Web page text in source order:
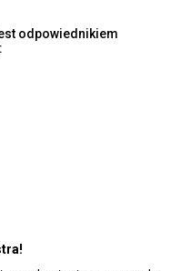
odpowiednikiem